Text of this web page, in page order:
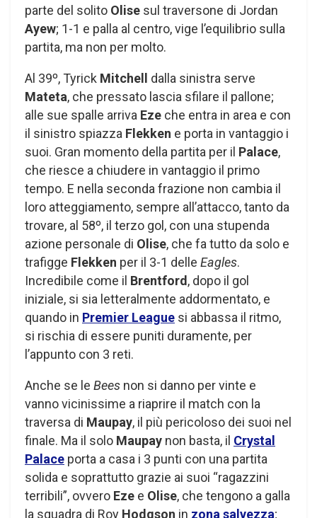
parte del solito Olise sul traversone di Jordan
Ayew; 1-1 e palla al centro, vige l’equilibrio sulla
partita, ma non per molto.
Al 39º, Tyrick Mitchell
dalla sinistra serve
Mateta, che pressato lascia sfilare il pallone;
alle sue spalle arriva Eze che entra in area e con
il sinistro spiazza Flekken e porta in vantaggio i
suoi. Gran momento della partita per il Palace,
che riesce a chiudere in vantaggio il primo
tempo. E nella seconda frazione non cambia il
loro atteggiamento, sempre all’attacco, tanto da
trovare, al 58º, il terzo gol, con una stupenda
azione personale di Olise, che fa tutto da solo e
trafigge Flekken per il 3-1 delle Eagles.
Incredibile come il Brentford , dopo il gol
iniziale, si sia letteralmente addormentato, e
quando in Premier League si abbassa il ritmo,
si rischia di essere puniti duramente, per
l’appunto con 3 reti.
Anche se le Bees non si danno per vinte e
vanno vicinissime a riaprire il match con la
traversa di Maupay, il più pericoloso dei suoi nel
finale. Ma il solo Maupay non basta, il Crystal
Palace porta a casa i 3 punti con una partita
solida e soprattutto grazie ai suoi “ragazzini
terribili”, ovvero Eze e Olise, che tengono a galla
la squadra di Roy Hodgson in zona salvezza;